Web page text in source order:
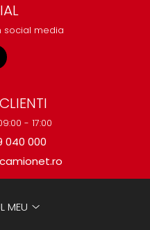
social media
- 17:00
040 000
MEU